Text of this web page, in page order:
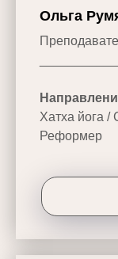
Ольга
Хатха йога /
Реформер